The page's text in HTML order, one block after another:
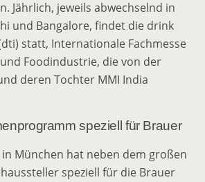
Jährlich, jeweils abwechselnd in
und Bangalore, findet die drink
statt, Internationale Fachmesse
Foodindustrie, die von der
deren Tochter MMI India
speziell für Brauer
München hat neben dem großen
speziell für die Brauer